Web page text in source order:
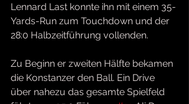
Lennard Last konnte ihn mit einem 35-
Yards-Run zum Touchdown und der
28:0 Halbzeitführung vollenden.
Zu Beginn er zweiten Hälfte bekamen
die Konstanzer den Ball. Ein Drive
über nahezu das gesamte Spielfeld